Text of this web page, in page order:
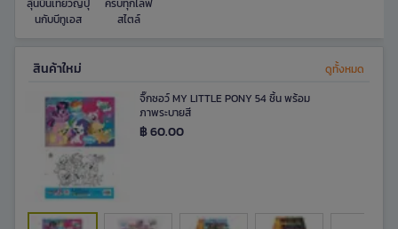
ลุ้นบินเที่ยวญี่ปุ่
นกับบีทูเอส
ครบทุกไลฟ์
สไตล์
สินค้าใหม่​
ดูทั้งหมด
จิ๊กซอว์ MY LITTLE PONY 54 ชิ้น พร้อม
ภาพระบายสี
฿ 60.00